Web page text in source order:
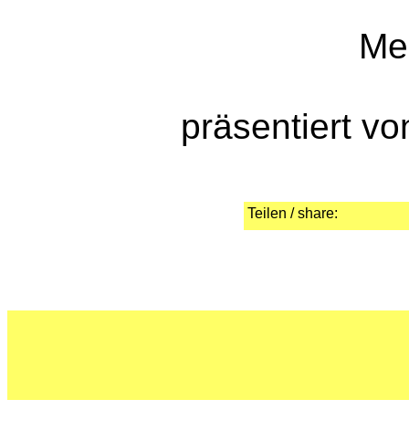
präsentiert
Teilen / share: